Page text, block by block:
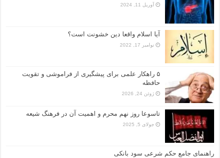
آوریل 11, 2024
آیا اسلام واقعا دین خشونت است؟
نوامبر 17, 2022
۵ راهکار علمی برای پیشگیری از فراموشی و تقویت
حافظه
ژوئن 24, 2026
تاسوعا روز نهم محرم و اهمیت آن در فرهنگ شیعه
جولای 5, 2025
راهنمای جامع حکم شرعی سود بانکی